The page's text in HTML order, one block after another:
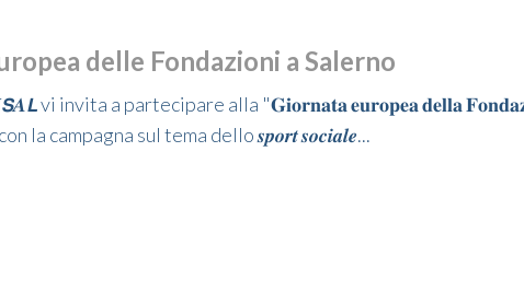
delle Fondazioni a Salerno
vi invita a partecipare alla "𝐆𝐢𝐨𝐫𝐧𝐚𝐭𝐚 𝐞𝐮𝐫𝐨𝐩𝐞𝐚 𝐝𝐞𝐥𝐥𝐚
la campagna sul tema dello 𝒔𝒑𝒐𝒓𝒕 𝒔𝒐𝒄𝒊𝒂𝒍𝒆...